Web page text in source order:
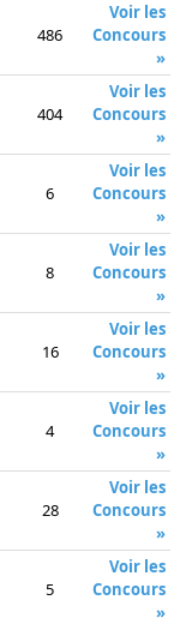
486
Voir les
Concours
»
404
Voir les
Concours
»
6
Voir les
Concours
»
8
Voir les
Concours
»
16
Voir les
Concours
»
4
Voir les
Concours
»
28
Voir les
Concours
»
5
Voir les
Concours
»